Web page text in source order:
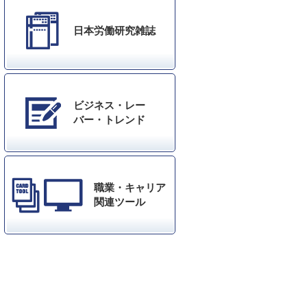
日本労働研究雑誌
ビジネス・レー
バー・トレンド
職業・キャリア
関連ツール